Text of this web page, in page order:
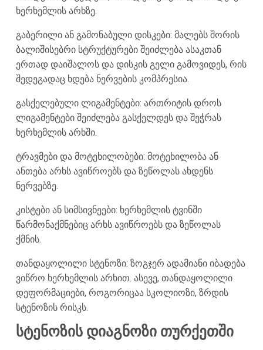
ხერხემლის არხზე.
გაბერილი ან გამონაბული დისკები: მალებს შორის
ბალიშისებრი სტრუქტურები შეიძლება ასაკთან
ერთად დაიშალოს და დისკის გელი გამოვიდეს, რის
შედეგადაც ხდება ნერვების კომპრესია.
გასქელებული ლიგამენტები: ართრიტის დროს
ლიგამენტები შეიძლება გასქელდეს და შეჭრას
ხერხემლის არხში.
ტრავმები და მოტეხილობები: მოტეხილობა ან
ანთება არხს ავიწროებს და ზეწოლას ახდენს
ნერვებზე.
კისტები ან სიმსივნეები: ხერხემლის ტვინში
წარმონაქმნებიც არხს ავიწროებს და ზეწოლას
ქმნის.
თანდაყოლილი სტენოზი: ზოგჯერ ადამიანი იბადება
ვიწრო ხერხემლის არხით. ასევე, თანდაყოლილი
დეფორმაციები, როგორიცაა სკოლიოზი, ზრდის
სტენოზის რისკს.
სტენოზის დიაგნოზი თურქეთში